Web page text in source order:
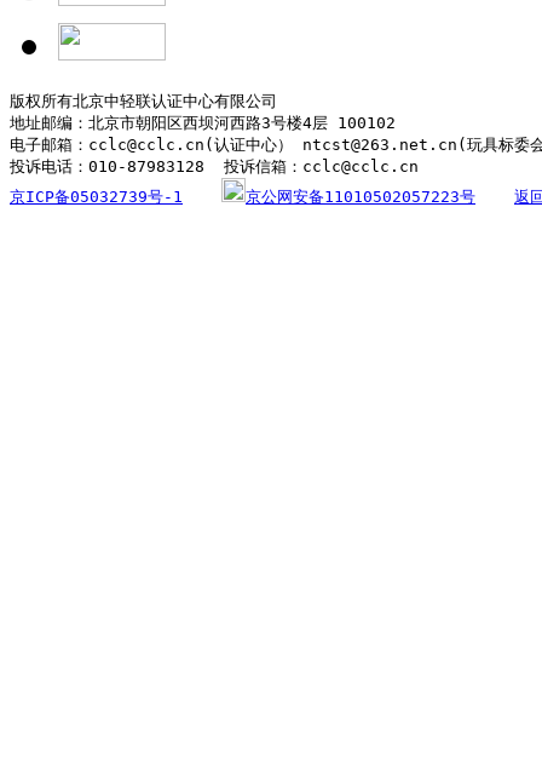
版权所有北京中轻联认证中心有限公司
地址邮编：北京市朝阳区西坝河西路3号楼4层 100102
电子邮箱：cclc@cclc.cn(认证中心） ntcst@263.net.cn(玩具标委
京ICP备05032739号-1
京公网安备11010502057223号 返